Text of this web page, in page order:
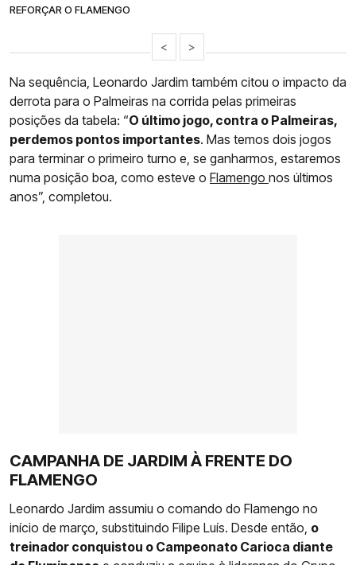
REFORÇAR O FLAMENGO
< >
Na sequência, Leonardo Jardim também citou o impacto da
derrota para o Palmeiras na corrida pelas primeiras
posições da tabela: “O último jogo, contra o Palmeiras,
perdemos pontos importantes. Mas temos dois jogos
para terminar o primeiro turno e, se ganharmos, estaremos
numa posição boa, como esteve o Flamengo nos últimos
anos”, completou.
CAMPANHA DE JARDIM À FRENTE DO
FLAMENGO
Leonardo Jardim assumiu o comando do Flamengo no
início de março, substituindo Filipe Luís. Desde então, o
treinador conquistou o Campeonato Carioca diante